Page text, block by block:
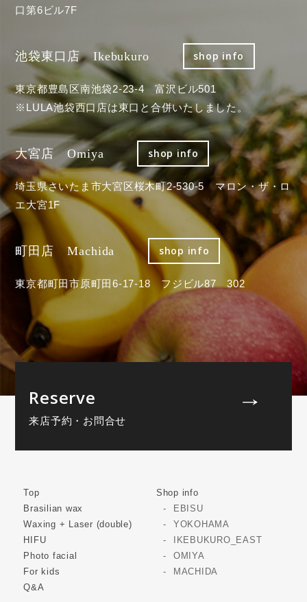
口第6ビル7F
池袋東口店 Ikebukuro shop info
東京都豊島区南池袋2-23-4 富沢ビル501
※LULA池袋西口店は東口と合併いたしました。
大宮店 Omiya shop info
埼玉県さいたま市大宮区桜木町2-530-5 マロン・ザ・ロ
エ大宮1F
町田店 Machida shop info
東京都町田市原町田6-17-18 フジビル87 302
Reserve
来店予約・お問合せ
Top
Brasilian wax
Waxing + Laser (double)
HIFU
Photo facial
For kids
Q&A
Shop info
EBISU
YOKOHAMA
IKEBUKURO_EAST
OMIYA
MACHIDA